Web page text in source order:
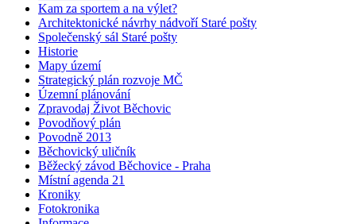
Kam za sportem a na výlet?
Architektonické návrhy nádvoří Staré pošty
Společenský sál Staré pošty
Historie
Mapy území
Strategický plán rozvoje MČ
Územní plánování
Zpravodaj Život Běchovic
Povodňový plán
Povodně 2013
Běchovický uličník
Běžecký závod Běchovice - Praha
Místní agenda 21
Kroniky
Fotokronika